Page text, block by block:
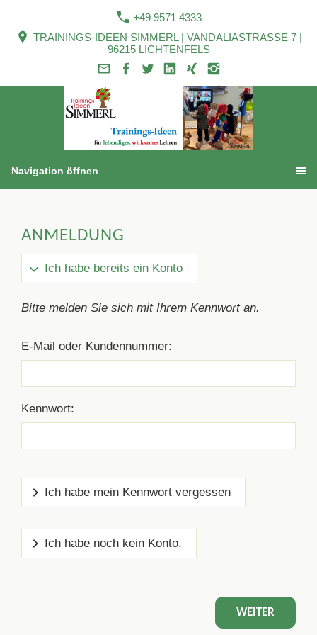
+49 9571 4333
TRAININGS-IDEEN SIMMERL | VANDALIASTRASSE 7 |
96215 LICHTENFELS
Navigation öffnen
ANMELDUNG
Ich habe bereits ein Konto
Bitte melden Sie sich mit Ihrem Kennwort an.
E-Mail oder Kundennummer:
Kennwort:
Ich habe mein Kennwort vergessen
Ich habe noch kein Konto.